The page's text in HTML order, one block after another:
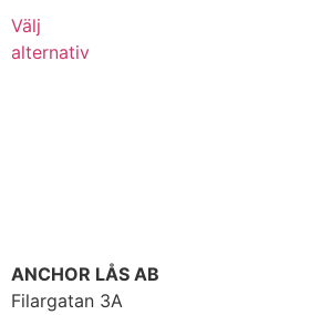
Välj
alternativ
ANCHOR LÅS AB
Filargatan 3A